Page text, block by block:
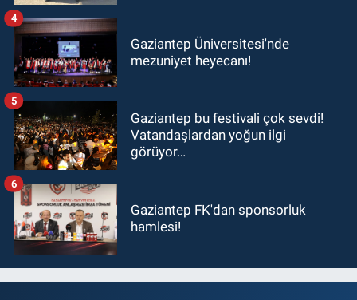
Gaziantep Üniversitesi'nde
mezuniyet heyecanı!
4
Gaziantep bu festivali çok sevdi!
Vatandaşlardan yoğun ilgi
görüyor…
5
Gaziantep FK'dan sponsorluk
hamlesi!
6